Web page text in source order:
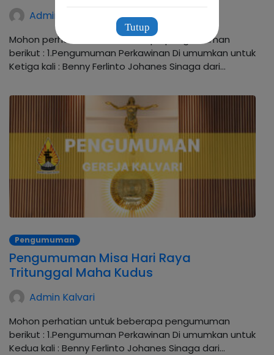
Admin Kalvari
Mohon perhatian untuk beberapa pengumuman
berikut : 1.Pengumuman Perkawinan Di umumkan untuk
Ketiga kali : Benny Ferlinto Johanes Sinaga dari…
Pengumuman
Pengumuman Misa Hari Raya
Tritunggal Maha Kudus
Admin Kalvari
Mohon perhatian untuk beberapa pengumuman
berikut : 1.Pengumuman Perkawinan Di umumkan untuk
Kedua kali : Benny Ferlinto Johanes Sinaga dari…
Tutup